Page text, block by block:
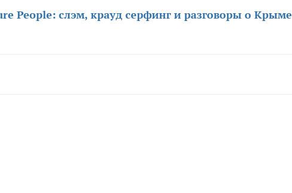
People: слэм, крауд серфинг и разговоры о Крыме